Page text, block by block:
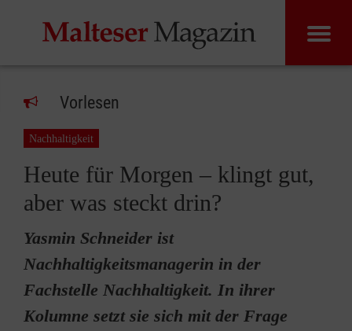
Vorlesen
Nachhaltigkeit
Heute für Morgen – klingt gut,
aber was steckt drin?
Yasmin Schneider ist
Nachhaltigkeitsmanagerin in der
Fachstelle Nachhaltigkeit. In ihrer
Kolumne setzt sie sich mit der Frage